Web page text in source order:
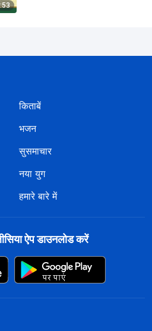
किताबें
भजन
सुसमाचार
नया युग
हमारे बारे में
ऐप डाउनलोड करें